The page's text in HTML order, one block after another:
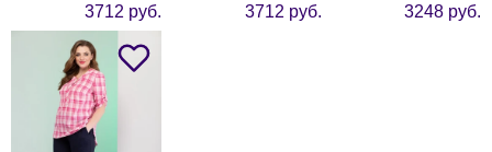
3712 руб.
3712 руб.
3248 руб.